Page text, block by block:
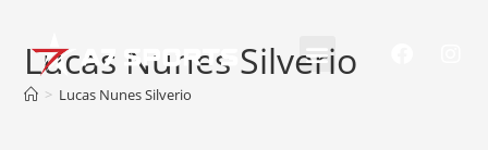
Lucas Nunes Silverio
> Lucas Nunes Silverio